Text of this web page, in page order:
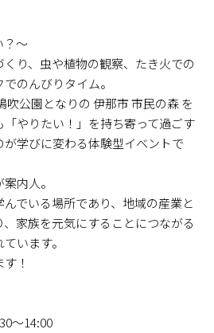
REPORT
GRAPH
QUALITY
ご利用の方はこちら
50年の森林推進課）
をお考えの方はこちら
？〜
り、虫や植物の観察、たき火での
のんびりタイム――。
吹公園となりの 伊那市 市民の森 を
やりたい！」を持ち寄って過ごす
が学びに変わる体験型イベントで
内人。
でいる場所であり、地域の産業と
家族を元気にすることにつながる
います。
！
〜14:00